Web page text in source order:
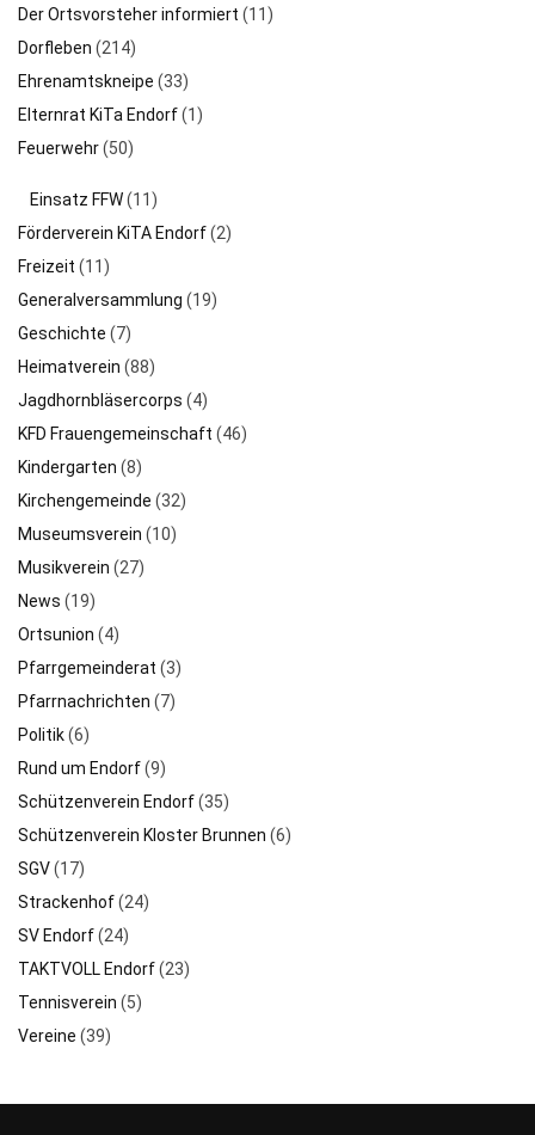
Der Ortsvorsteher informiert (11)
Dorfleben (214)
Ehrenamtskneipe (33)
Elternrat KiTa Endorf(1)
Feuerwehr(50)
Einsatz FFW(11)
Förderverein KiTA Endorf(2)
Freizeit (11)
Generalversammlung (19)
Geschichte (7)
Heimatverein (88)
Jagdhornbläsercorps (4)
KFD Frauengemeinschaft (46)
Kindergarten (8)
Kirchengemeinde (32)
Museumsverein (10)
Musikverein (27)
News (19)
Ortsunion (4)
Pfarrgemeinderat (3)
Pfarrnachrichten (7)
Politik(6)
Rund um Endorf(9)
Schützenverein Endorf(35)
Schützenverein Kloster Brunnen (6)
SGV(17)
Strackenhof(24)
SV Endorf(24)
TAKTVOLL Endorf(23)
Tennisverein (5)
Vereine (39)